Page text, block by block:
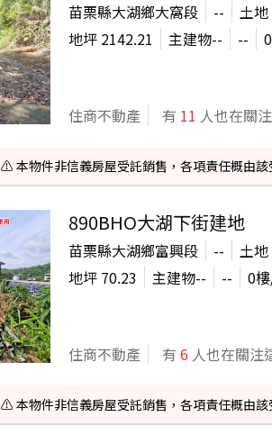
苗栗縣大湖鄉大窩段 --
土地
地坪 2142.21 主建物-- -- 0
住商不動產 有 11 人也在關
⚠️ 本物件非信義房屋受託銷售，各項責任概由
890BHO大湖下街建地
苗栗縣大湖鄉富興段 --
土地
地坪 70.23 主建物-- -- 0
住商不動產 有 6 人也在關注
⚠️ 本物件非信義房屋受託銷售，各項責任概由